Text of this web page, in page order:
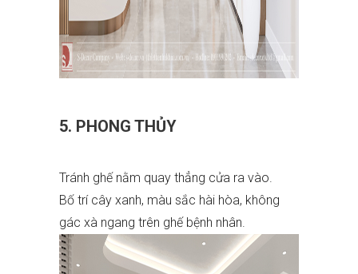
5. PHONG THỦY
Tránh ghế nằm quay thẳng cửa ra vào.
Bố trí cây xanh, màu sắc hài hòa, không
gác xà ngang trên ghế bệnh nhân.